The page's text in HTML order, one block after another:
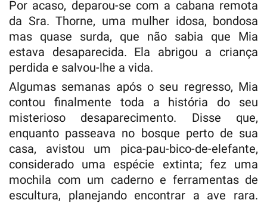
Por acaso, deparou-se com a cabana remota
da Sra. Thorne, uma mulher idosa, bondosa
mas quase surda, que não sabia que Mia
estava desaparecida. Ela abrigou a criança
perdida e salvou-lhe a vida.
Algumas semanas após o seu regresso, Mia
contou finalmente toda a história do seu
misterioso desaparecimento. Disse que,
enquanto passeava no bosque perto de sua
casa, avistou um pica-pau-bico-de-elefante,
considerado uma espécie extinta; fez uma
mochila com um caderno e ferramentas de
escultura, planejando encontrar a ave rara.